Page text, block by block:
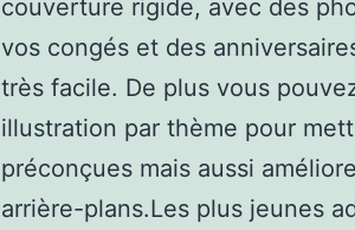
couverture rigide, avec des
vos congés et des
très facile. De plus vous
illustration par thème pour
préconçues mais aussi
arrière-plans.Les plus jeunes